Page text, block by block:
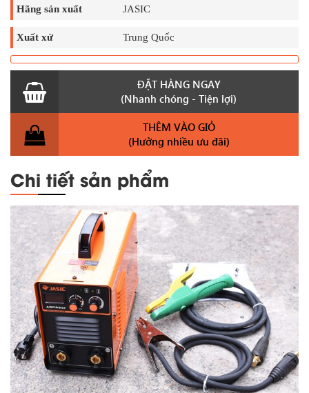
Hãng sản xuất JASIC
Xuất xứ Trung Quốc
ĐẶT HÀNG NGAY
(Nhanh chóng - Tiện lợi)
THÊM VÀO GIỎ
(Hưởng nhiều ưu đãi)
Chi tiết sản phẩm